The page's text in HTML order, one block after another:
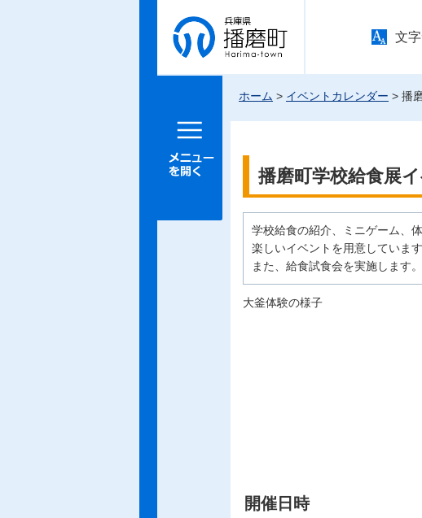
兵庫県 播
磨町
文
メニュー
ホーム > イベントカレンダー > 播
播磨町学校給食展
学校給食の紹介、ミニゲーム、
楽しいイベントを用意しています
また、給食試食会を実施します
大釜体験の様子
開催日時